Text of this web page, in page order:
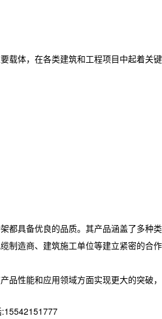
载体，在各类建筑和工程项目中起着关键
都具备优良的品质。其产品涵盖了多种类
制造商、建筑施工单位等建立紧密的合作
性能和应用领域方面实现更大的突破，
:15542151777